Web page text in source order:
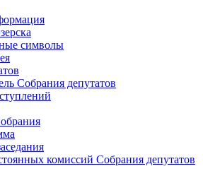
символы
Собрания депутатов
комиссий Собрания депутатов